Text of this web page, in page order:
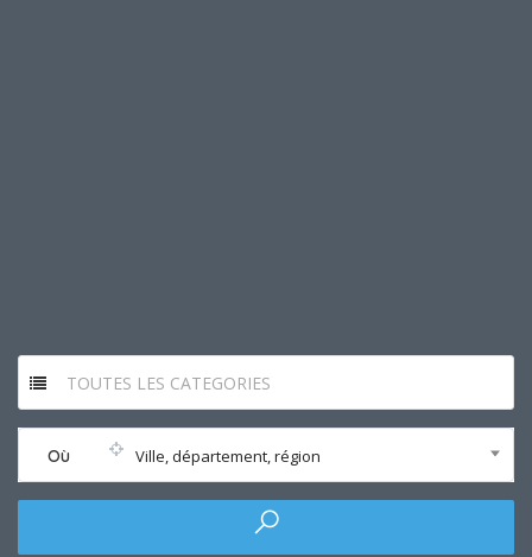
TOUTES LES CATEGORIES
Où Ville, département, région